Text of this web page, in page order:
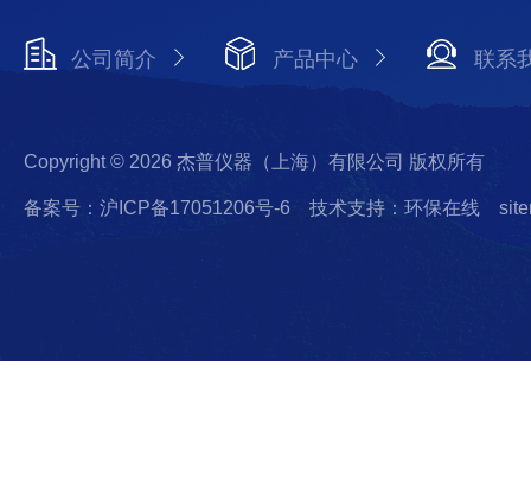
公司简介 产品中心 联系
Copyright © 2026 杰普仪器（上海）有限公司 版权所有
备案号：沪ICP备17051206号-6 技术支持：环保在线